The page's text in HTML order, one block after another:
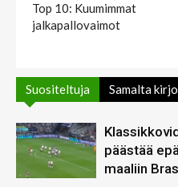
Top 10: Kuumimmat
jalkapallovaimot
Suositeltuja Samalta
päästää
maaliin